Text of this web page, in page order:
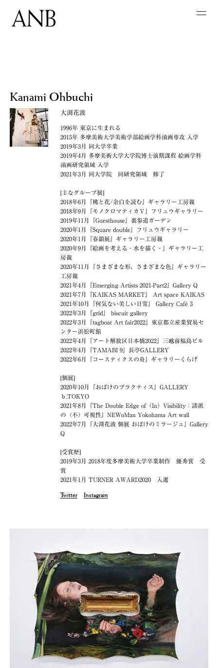
Kanami Ohbuchi
大渕花波
1996年 東京に生まれる
2015年 多摩美術大学美術学部絵画学科油画専攻 入学
2019年3月 同大学卒業
2019年4月 多摩美術大学大学院博士前期課程 絵画学科
油画研究領域 入学
2021年3月 同大学院 同研究領域 修了
[主なグループ展]
2018年6月『桃と花/余白を読む』ギャラリー工房親
2018年9月『モノクロマティカⅤ』フリュウギャラリー
2019年11月『Guesthouse』裏参道ガーデン
2020年1月『Square double』フリュウギャラリー
2020年1月『春韻展』ギャラリー工房親
2020年9月『絵画を考える‐水を描く‐』ギャラリー工
房親
2020年11月『さまざまな形、さまざまな色』ギャラリー
工房親
2021年4月『Emerging Artists 2021-Part2』Gallery Q
2021年7月『KAIKAS MARKET』 Art space KAIKAS
2021年10月『何気ない美しい日常』 Gallery Café 3
2022年3月『grid』 biscuit gallery
2022年3月『tagboat Art fair2022』東京都立産業貿易セ
ンター浜松町館
2022年4月『アート解放区日本橋2022』三越前福島ビル
2022年4月『TAMABI 9』長亭GALLERY
2022年6月『コースティクスの舟』ギャラリーくらげ
[個展]
2020年10月『おばけのプラクティス』GALLERY
ｂ.TOKYO
2021年8月『The Double Edge of（In）Visibility：諸派
の（不）可視性』NEWoMan Yokohama Art wall
2022年7月『大渕花波 個展 おばけのミラージュ』Gallery
Q
[受賞歴]
2019年3月 2018年度多摩美術大学卒業制作 優秀賞 受
賞
2021年1月 TURNER AWARD2020 入選
Twitter Instagram